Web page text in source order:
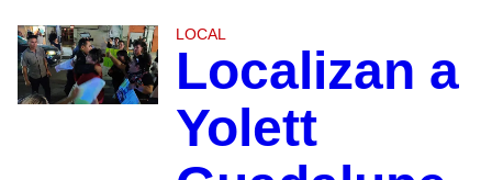
LOCAL
Localizan a
Yolett